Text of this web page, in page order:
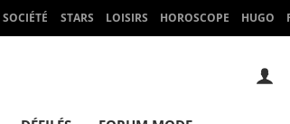
SOCIÉTÉ STARS LOISIRS HOROSCOPE HUGO